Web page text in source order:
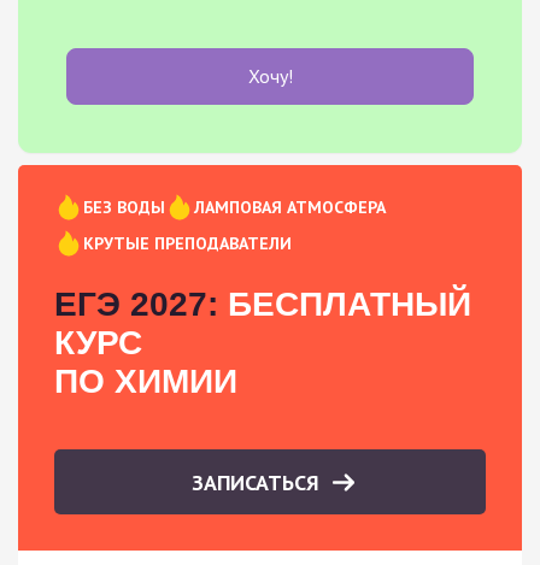
Хочу!
БЕЗ ВОДЫ
ЛАМПОВАЯ АТМОСФЕРА
КРУТЫЕ ПРЕПОДАВАТЕЛИ
ЕГЭ 2027: БЕСПЛАТНЫЙ
КУРС
ПО ХИМИИ
ЗАПИСАТЬСЯ